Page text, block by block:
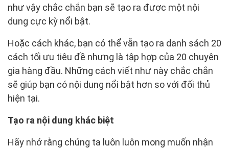
như vậy chắc chắn bạn sẽ tạo ra được một nội
dung cực kỳ nổi bật.
Hoặc cách khác, bạn có thể vẫn tạo ra danh sách 20
cách tối ưu tiêu đề nhưng là tập hợp của 20 chuyên
gia hàng đầu. Những cách viết như này chắc chắn
sẽ giúp bạn có nội dung nổi bật hơn so với đối thủ
hiện tại.
Tạo ra nội dung khác biệt
Hãy nhớ rằng chúng ta luôn luôn mong muốn nhận